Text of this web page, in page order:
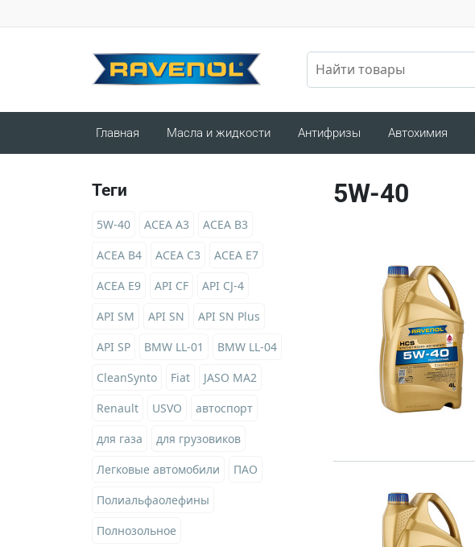
Главная Масла и жидкости Антифризы Автохимия
Теги
5W-40 ACEA A3
ACEA B3
ACEA B4
ACEA C3
ACEA E7
ACEA E9
API CF
API CJ-4
API SM
API SN
API SN Plus
API SP
BMW LL-01
BMW LL-04
CleanSynto
Fiat
JASO MA2
Renault
USVO
автоспорт
для газа
для грузовиков
Легковые автомобили
ПАО
Полиальфаолефины
Полнозольное
5W-40